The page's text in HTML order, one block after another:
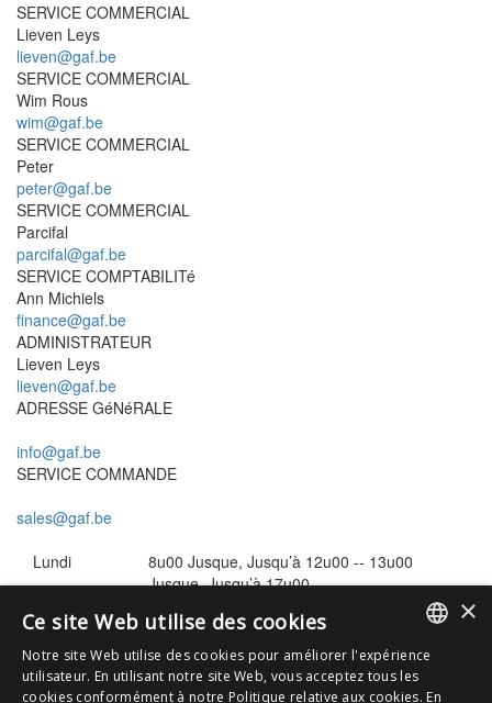
SERVICE COMMERCIAL
Lieven Leys
lieven@gaf.be
SERVICE COMMERCIAL
Wim Rous
wim@gaf.be
SERVICE COMMERCIAL
Peter
peter@gaf.be
SERVICE COMMERCIAL
Parcifal
parcifal@gaf.be
SERVICE COMPTABILITé
Ann Michiels
finance@gaf.be
ADMINISTRATEUR
Lieven Leys
lieven@gaf.be
ADRESSE GéNéRALE
info@gaf.be
SERVICE COMMANDE
sales@gaf.be
Lundi
8u00 Jusque, Jusqu’à 12u00 -- 13u00
Jusque, Jusqu’à 17u00
Jusque, Jusqu’à 17u00
Mercredi
8u00 Jusque, Jusqu’à 12u00 -- 13u00
Jusque, Jusqu’à 17u00
Jeudi
8u00 Jusque, Jusqu’à 12u00 -- 13u00
DUTCH
×
Ce site Web utilise des cookies
Notre site Web utilise des cookies pour améliorer l'expérience
utilisateur. En utilisant notre site Web, vous acceptez tous les
cookies conformément à notre Politique relative aux cookies. En